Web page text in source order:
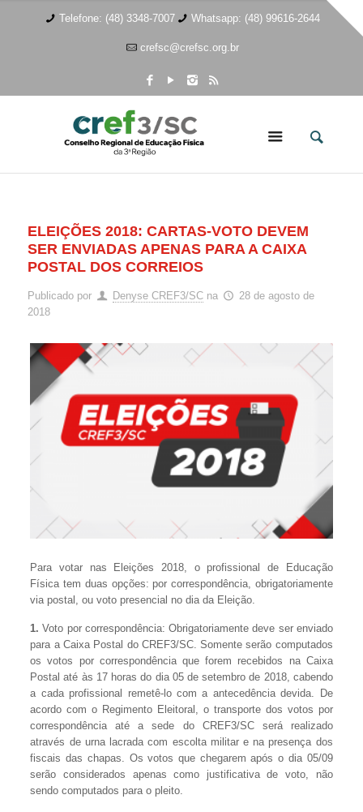
Telefone: (48) 3348-7007 Whatsapp: (48) 99616-2644
crefsc@crefsc.org.br
ELEIÇÕES 2018: CARTAS-VOTO DEVEM
SER ENVIADAS APENAS PARA A CAIXA
POSTAL DOS CORREIOS
Publicado por Denyse CREF3/SC na
28 de agosto de
2018
Para votar nas Eleições 2018, o profissional de Educação
Física tem duas opções: por correspondência, obrigatoriamente
via postal, ou voto presencial no dia da Eleição.
1. Voto por correspondência: Obrigatoriamente deve ser enviado
para a Caixa Postal do CREF3/SC. Somente serão computados
os votos por correspondência que forem recebidos na Caixa
Postal até às 17 horas do dia 05 de setembro de 2018, cabendo
a cada profissional remetê-lo com a antecedência devida. De
acordo com o Regimento Eleitoral, o transporte dos votos por
correspondência até a sede do CREF3/SC será realizado
através de urna lacrada com escolta militar e na presença dos
fiscais das chapas. Os votos que chegarem após o dia 05/09
serão considerados apenas como justificativa de voto, não
sendo computados para o pleito.